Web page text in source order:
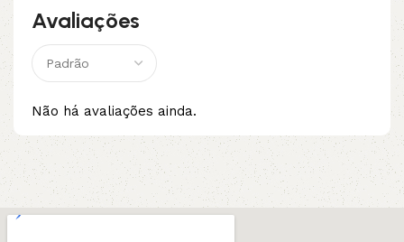
Avaliações
Não há avaliações ainda.